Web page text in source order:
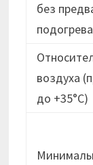
без
подогрева
воздуха
до +35°С)